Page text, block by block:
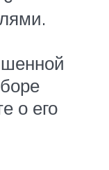
о его